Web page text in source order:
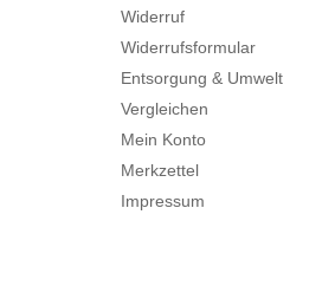
Widerruf
Widerrufsformular
Entsorgung & Umwelt
Vergleichen
Mein Konto
Merkzettel
Impressum